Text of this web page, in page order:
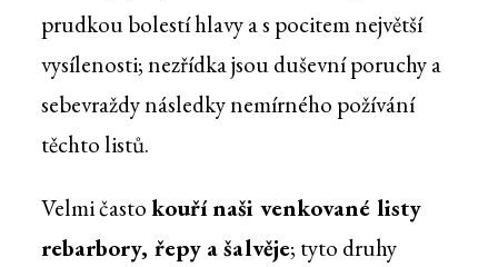
prudkou bolestí hlavy a s pocitem největší
vysílenosti; nezřídka jsou duševní poruchy a
sebevraždy následky nemírného požívání
těchto listů.
Velmi častokouří naši venkované listy
rebarbory, řepy a šalvěje; tyto druhy